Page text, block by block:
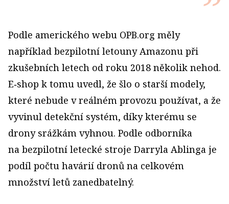
Podle amerického webu OPB.org měly
například bezpilotní letouny Amazonu při
zkušebních letech od roku 2018 několik nehod.
E‑shop k tomu uvedl, že šlo o starší modely,
které nebude v reálném provozu používat, a že
vyvinul detekční systém, díky kterému se
drony srážkám vyhnou. Podle odborníka
na bezpilotní letecké stroje Darryla Ablinga je
podíl počtu havárií dronů na celkovém
množství letů zanedbatelný.